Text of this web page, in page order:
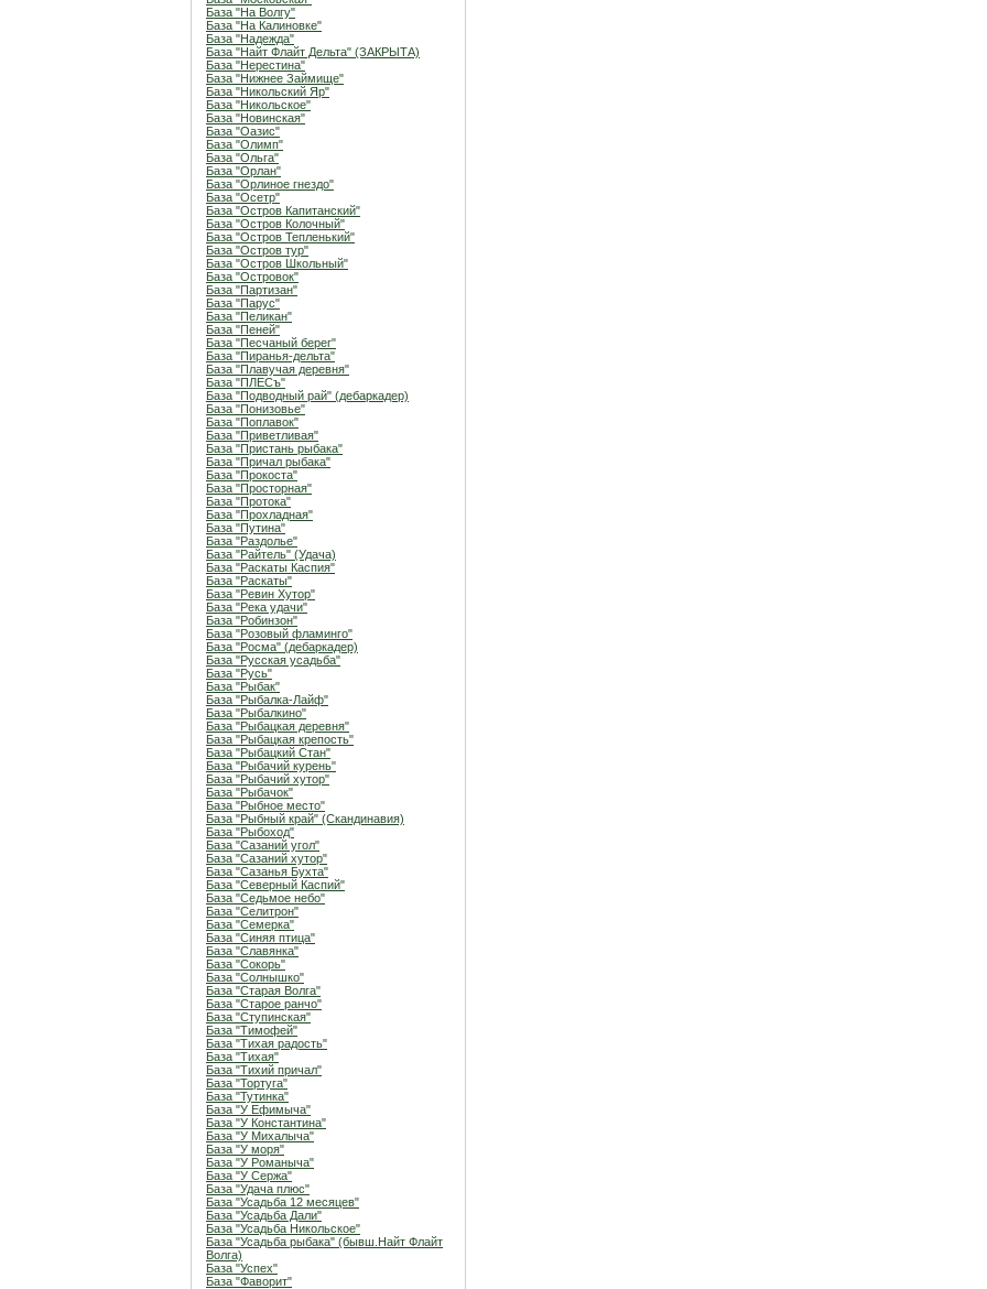
База "На Волгу"
База "На Калиновке"
База "Надежда"
База "Найт Флайт Дельта" (ЗАКРЫТА)
База "Нерестина"
База "Нижнее Займище"
База "Никольский Яр"
База "Никольское"
База "Новинская"
База "Оазис"
База "Олимп"
База "Ольга"
База "Орлан"
База "Орлиное гнездо"
База "Осетр"
База "Остров Капитанский"
База "Остров Колочный"
База "Остров Тепленький"
База "Остров тур"
База "Остров Школьный"
База "Островок"
База "Партизан"
База "Парус"
База "Пеликан"
База "Пеней"
База "Песчаный берег"
База "Пиранья-дельта"
База "Плавучая деревня"
База "ПЛЕСъ"
База "Подводный рай" (дебаркадер)
База "Понизовье"
База "Поплавок"
База "Приветливая"
База "Пристань рыбака"
База "Причал рыбака"
База "Прокоста"
База "Просторная"
База "Протока"
База "Прохладная"
База "Путина"
База "Раздолье"
База "Райтель" (Удача)
База "Раскаты Каспия"
База "Раскаты"
База "Ревин Хутор"
База "Река удачи"
База "Робинзон"
База "Розовый фламинго"
База "Росма" (дебаркадер)
База "Русская усадьба"
База "Русь"
База "Рыбак"
База "Рыбалка-Лайф"
База "Рыбалкино"
База "Рыбацкая деревня"
База "Рыбацкая крепость"
База "Рыбацкий Стан"
База "Рыбачий курень"
База "Рыбачий хутор"
База "Рыбачок"
База "Рыбное место"
База "Рыбный край" (Скандинавия)
База "Рыбоход"
База "Сазаний угол"
База "Сазаний хутор"
База "Сазанья Бухта"
База "Северный Каспий"
База "Седьмое небо"
База "Селитрон"
База "Семерка"
База "Синяя птица"
База "Славянка"
База "Сокорь"
База "Солнышко"
База "Старая Волга"
База "Старое ранчо"
База "Ступинская"
База "Тимофей"
База "Тихая радость"
База "Тихая"
База "Тихий причал"
База "Тортуга"
База "Тутинка"
База "У Ефимыча"
База "У Константина"
База "У Михалыча"
База "У моря"
База "У Романыча"
База "У Сержа"
База "Удача плюс"
База "Усадьба 12 месяцев"
База "Усадьба Дали"
База "Усадьба Никольское"
База "Усадьба рыбака" (бывш.Найт Флайт
Волга)
База "Успех"
База "Фаворит"